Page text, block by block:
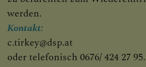
AKTUELL
werden.
Kontakt:
c.tirkey@dsp.at
oder telefonisch 0676/ 424 27 95.